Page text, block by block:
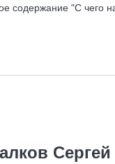
содержание "С чего